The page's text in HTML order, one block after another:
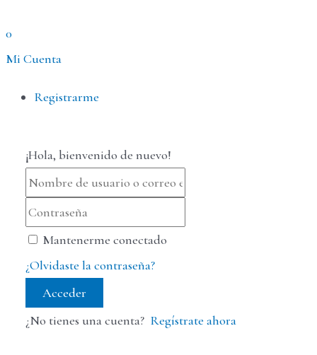
0
Mi Cuenta
MenúRegistrarme
¡Hola, bienvenido de nuevo!
Mantenerme conectado
¿Olvidaste la contraseña?
Acceder
¿No tienes una cuenta? Regístrate ahora